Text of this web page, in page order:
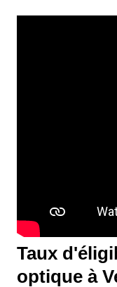
Taux
optique à